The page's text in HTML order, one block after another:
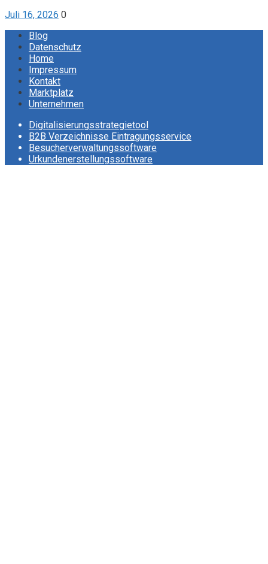
Juli 16, 2026 0
Blog
Datenschutz
Home
Impressum
Kontakt
Marktplatz
Unternehmen
Digitalisierungsstrategietool
B2B Verzeichnisse Eintragungsservice
Besucherverwaltungssoftware
Urkundenerstellungssoftware